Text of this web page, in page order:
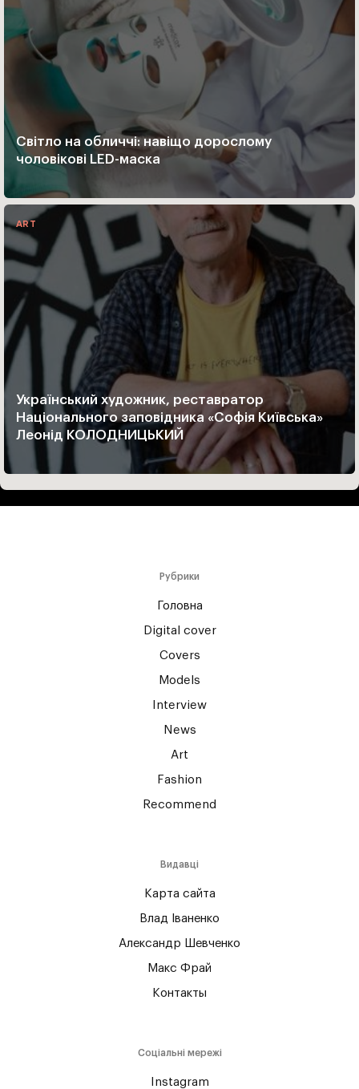
Світло на обличчі: навіщо дорослому
чоловікові LED-маска
ART
Український художник, реставратор
Національного заповідника «Софія Київська»
Леонід КОЛОДНИЦЬКИЙ
Рубрики
Головна
Digital cover
Covers
Models
Interview
News
Art
Fashion
Recommend
Видавці
Карта сайта
Влад Іваненко
Александр Шевченко
Макс Фрай
Контакты
Соціальні мережі
Instagram